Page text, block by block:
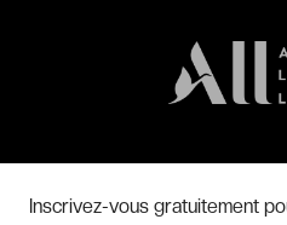
Inscrivez-vous gratuitement